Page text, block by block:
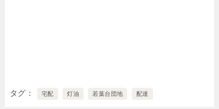
タグ 宅配 灯油 若葉台団地 配達